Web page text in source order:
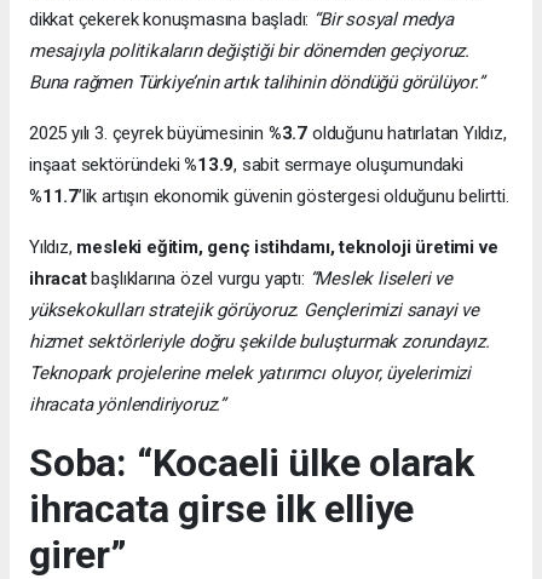
dikkat çekerek konuşmasına başladı: “Bir sosyal medya
mesajıyla politikaların değiştiği bir dönemden geçiyoruz.
Buna rağmen Türkiye’nin artık talihinin döndüğü görülüyor.”
2025 yılı 3. çeyrek büyümesinin %3.7 olduğunu hatırlatan Yıldız,
inşaat sektöründeki%13.9, sabit sermaye oluşumundaki
%11.7’lik artışın ekonomik güvenin göstergesi olduğunu belirtti.
Yıldız, mesleki eğitim, genç istihdamı, teknoloji üretimi ve
ihracatbaşlıklarına özel vurgu yaptı: “Meslek liseleri ve
yüksekokulları stratejik görüyoruz. Gençlerimizi sanayi ve
hizmet sektörleriyle doğru şekilde buluşturmak zorundayız.
Teknopark projelerine melek yatırımcı oluyor, üyelerimizi
ihracata yönlendiriyoruz.”
Soba: “Kocaeli ülke olarak
ihracata girse ilk elliye
girer”